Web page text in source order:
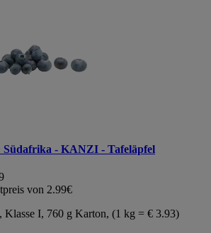
Südafrika - KANZI - Tafeläpfel
von 2.99€
Klasse I, 760 g Karton, (1 kg = € 3.93)